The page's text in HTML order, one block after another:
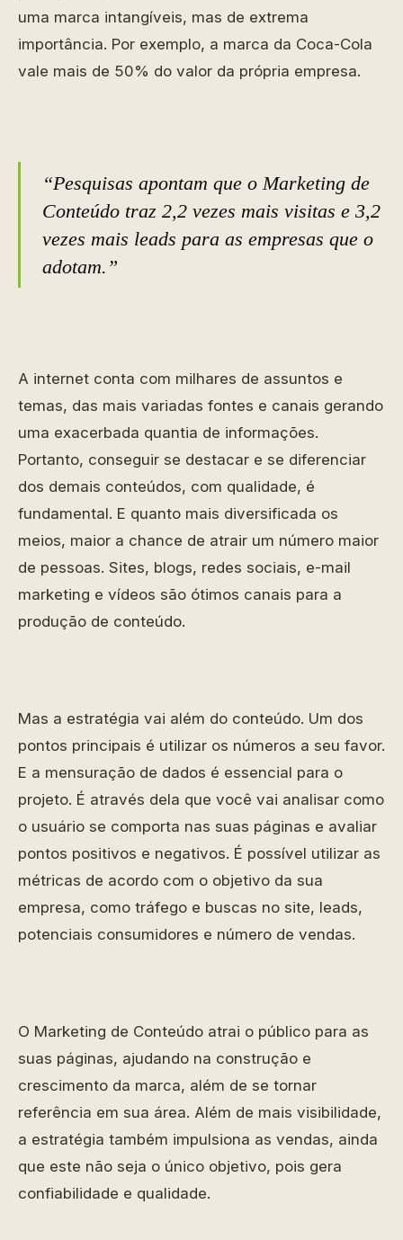
uma marca intangíveis, mas de extrema
importância. Por exemplo, a marca da Coca-Cola
vale mais de 50% do valor da própria empresa.
“Pesquisas apontam que o Marketing de
Conteúdo traz 2,2 vezes mais visitas e 3,2
vezes mais leads para as empresas que o
adotam.”
A internet conta com milhares de assuntos e
temas, das mais variadas fontes e canais gerando
uma exacerbada quantia de informações.
Portanto, conseguir se destacar e se diferenciar
dos demais conteúdos, com qualidade, é
fundamental. E quanto mais diversificada os
meios, maior a chance de atrair um número maior
de pessoas. Sites, blogs, redes sociais, e-mail
marketing e vídeos são ótimos canais para a
produção de conteúdo.
Mas a estratégia vai além do conteúdo. Um dos
pontos principais é utilizar os números a seu favor.
E a mensuração de dados é essencial para o
projeto. É através dela que você vai analisar como
o usuário se comporta nas suas páginas e avaliar
pontos positivos e negativos. É possível utilizar as
métricas de acordo com o objetivo da sua
empresa, como tráfego e buscas no site, leads,
potenciais consumidores e número de vendas.
O Marketing de Conteúdo atrai o público para as
suas páginas, ajudando na construção e
crescimento da marca, além de se tornar
referência em sua área. Além de mais visibilidade,
a estratégia também impulsiona as vendas, ainda
que este não seja o único objetivo, pois gera
confiabilidade e qualidade.